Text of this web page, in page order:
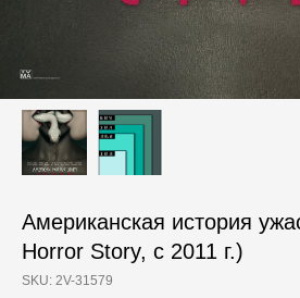
Американская история
Horror Story, с 2011 г.)
SKU: 2V-31579